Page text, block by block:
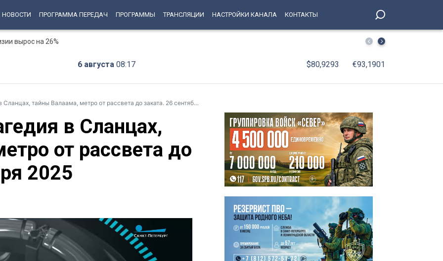
НОВОСТИ ПРОГРАММА ПЕРЕДАЧ ПРОГРАММЫ ТРАНСЛЯЦИИ НАСТРОЙКИ КАНАЛА КОНТАКТЫ
вырос на 26% Пожар на парковке в Курортном районе тушили в ночь
6 августа 08:17 $80,9293 €93,1901
тайны Валаама, метро от рассвета до заката. 26 сентября 2025
в Сланцах,
от рассвета до
2025